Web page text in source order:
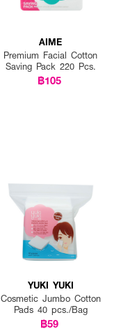
AIME
Premium Facial Cotton
Saving Pack 220 Pcs.
฿105
YUKI YUKI
Cosmetic Jumbo Cotton
Pads 40 pcs./Bag
฿59